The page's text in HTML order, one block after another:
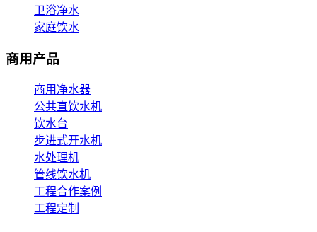
卫浴净水
家庭饮水
商用产品
商用净水器
公共直饮水机
饮水台
步进式开水机
水处理机
管线饮水机
工程合作案例
工程定制